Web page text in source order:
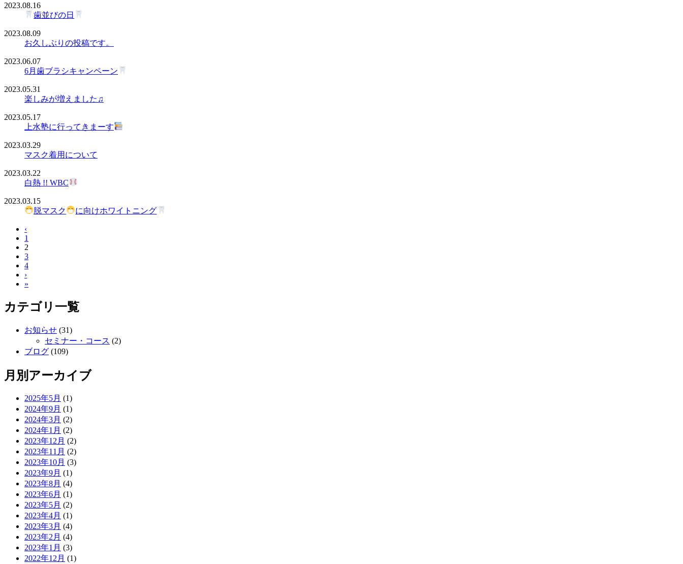
2023.08.16
歯並びの日
2023.08.09
お久しぶりの投稿です。
2023.06.07
6月歯ブラシキャンペーン
2023.05.31
楽しみが増えました♫
2023.05.17
上水塾に行ってきまーす
2023.03.29
マスク着用について
2023.03.22
白熱 !! WBC
2023.03.15
脱マスク
に向けホワイトニング
‹
1
2
3
4
›
»
カテゴリ一覧
お知らせ (31)
セミナー・コース (2)
ブログ (109)
月別アーカイブ
2025年5月 (1)
2024年9月 (1)
2024年3月 (2)
2024年1月 (2)
2023年12月 (2)
2023年11月 (2)
2023年10月 (3)
2023年9月 (1)
2023年8月 (4)
2023年6月 (1)
2023年5月 (2)
2023年4月 (1)
2023年3月 (4)
2023年2月 (4)
2023年1月 (3)
2022年12月 (1)